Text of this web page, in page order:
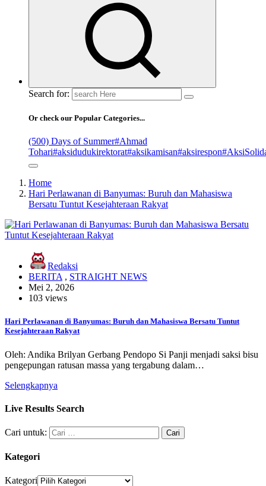
Search for:
Or check our Popular Categories...
(500) Days of Summer#Ahmad
Tohari#aksidudukirektorat#aksikamisan#aksirespon
Home
Hari Perlawanan di Banyumas: Buruh dan Mahasiswa
Bersatu Tuntut Kesejahteraan Rakyat
Redaksi
BERITA , STRAIGHT NEWS
Mei 2, 2026
103 views
Hari Perlawanan di Banyumas: Buruh dan Mahasiswa Bersatu Tuntut
Kesejahteraan Rakyat
Oleh: Andika Brilyan Gerbang Pendopo Si Panji menjadi saksi bisu
pengepungan ratusan massa yang tergabung dalam…
Selengkapnya
Live Results Search
Cari untuk:
Kategori
Kategori